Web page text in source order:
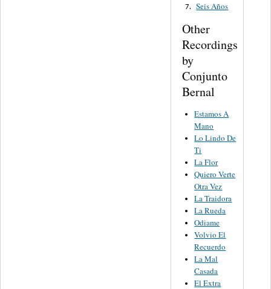
7. Seis Años
Other
Recordings
by
Conjunto
Bernal
Estamos A
Mano
Lo Lindo De
Ti
La Flor
Quiero Verte
Otra Vez
La Traidora
La Rueda
Odiame
Volvio El
Recuerdo
La Mal
Casada
El Extra